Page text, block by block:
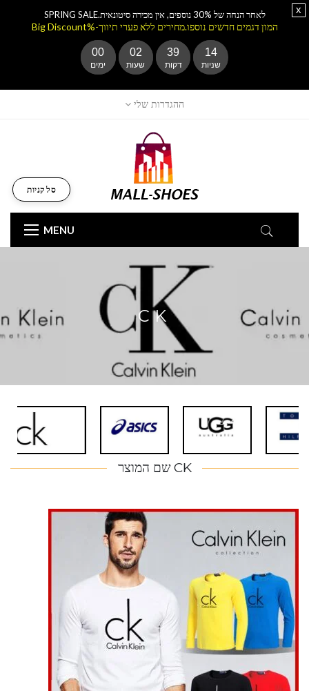
ההגדרות שלי
MENU
סל קניות
CK
CK שם המוצר
לאחר הנחה של 30% נוספים, אין מכירה סיטונאית.SPRING SALE
המון דגמים חדשים נוספו.מחירים ללא פערי תיווך-%Big Discount
00
ימים
02
שעות
39
דקות
12
שניות
x